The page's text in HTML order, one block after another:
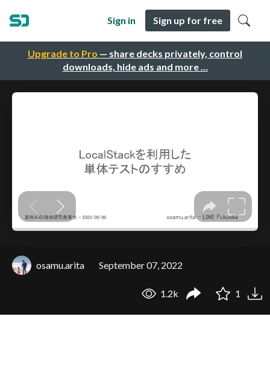
Upgrade to Pro — share decks privately, control
downloads, hide ads and more …
Sign in Sign up for free
osamu.arita September 07, 2022
1.2k 1